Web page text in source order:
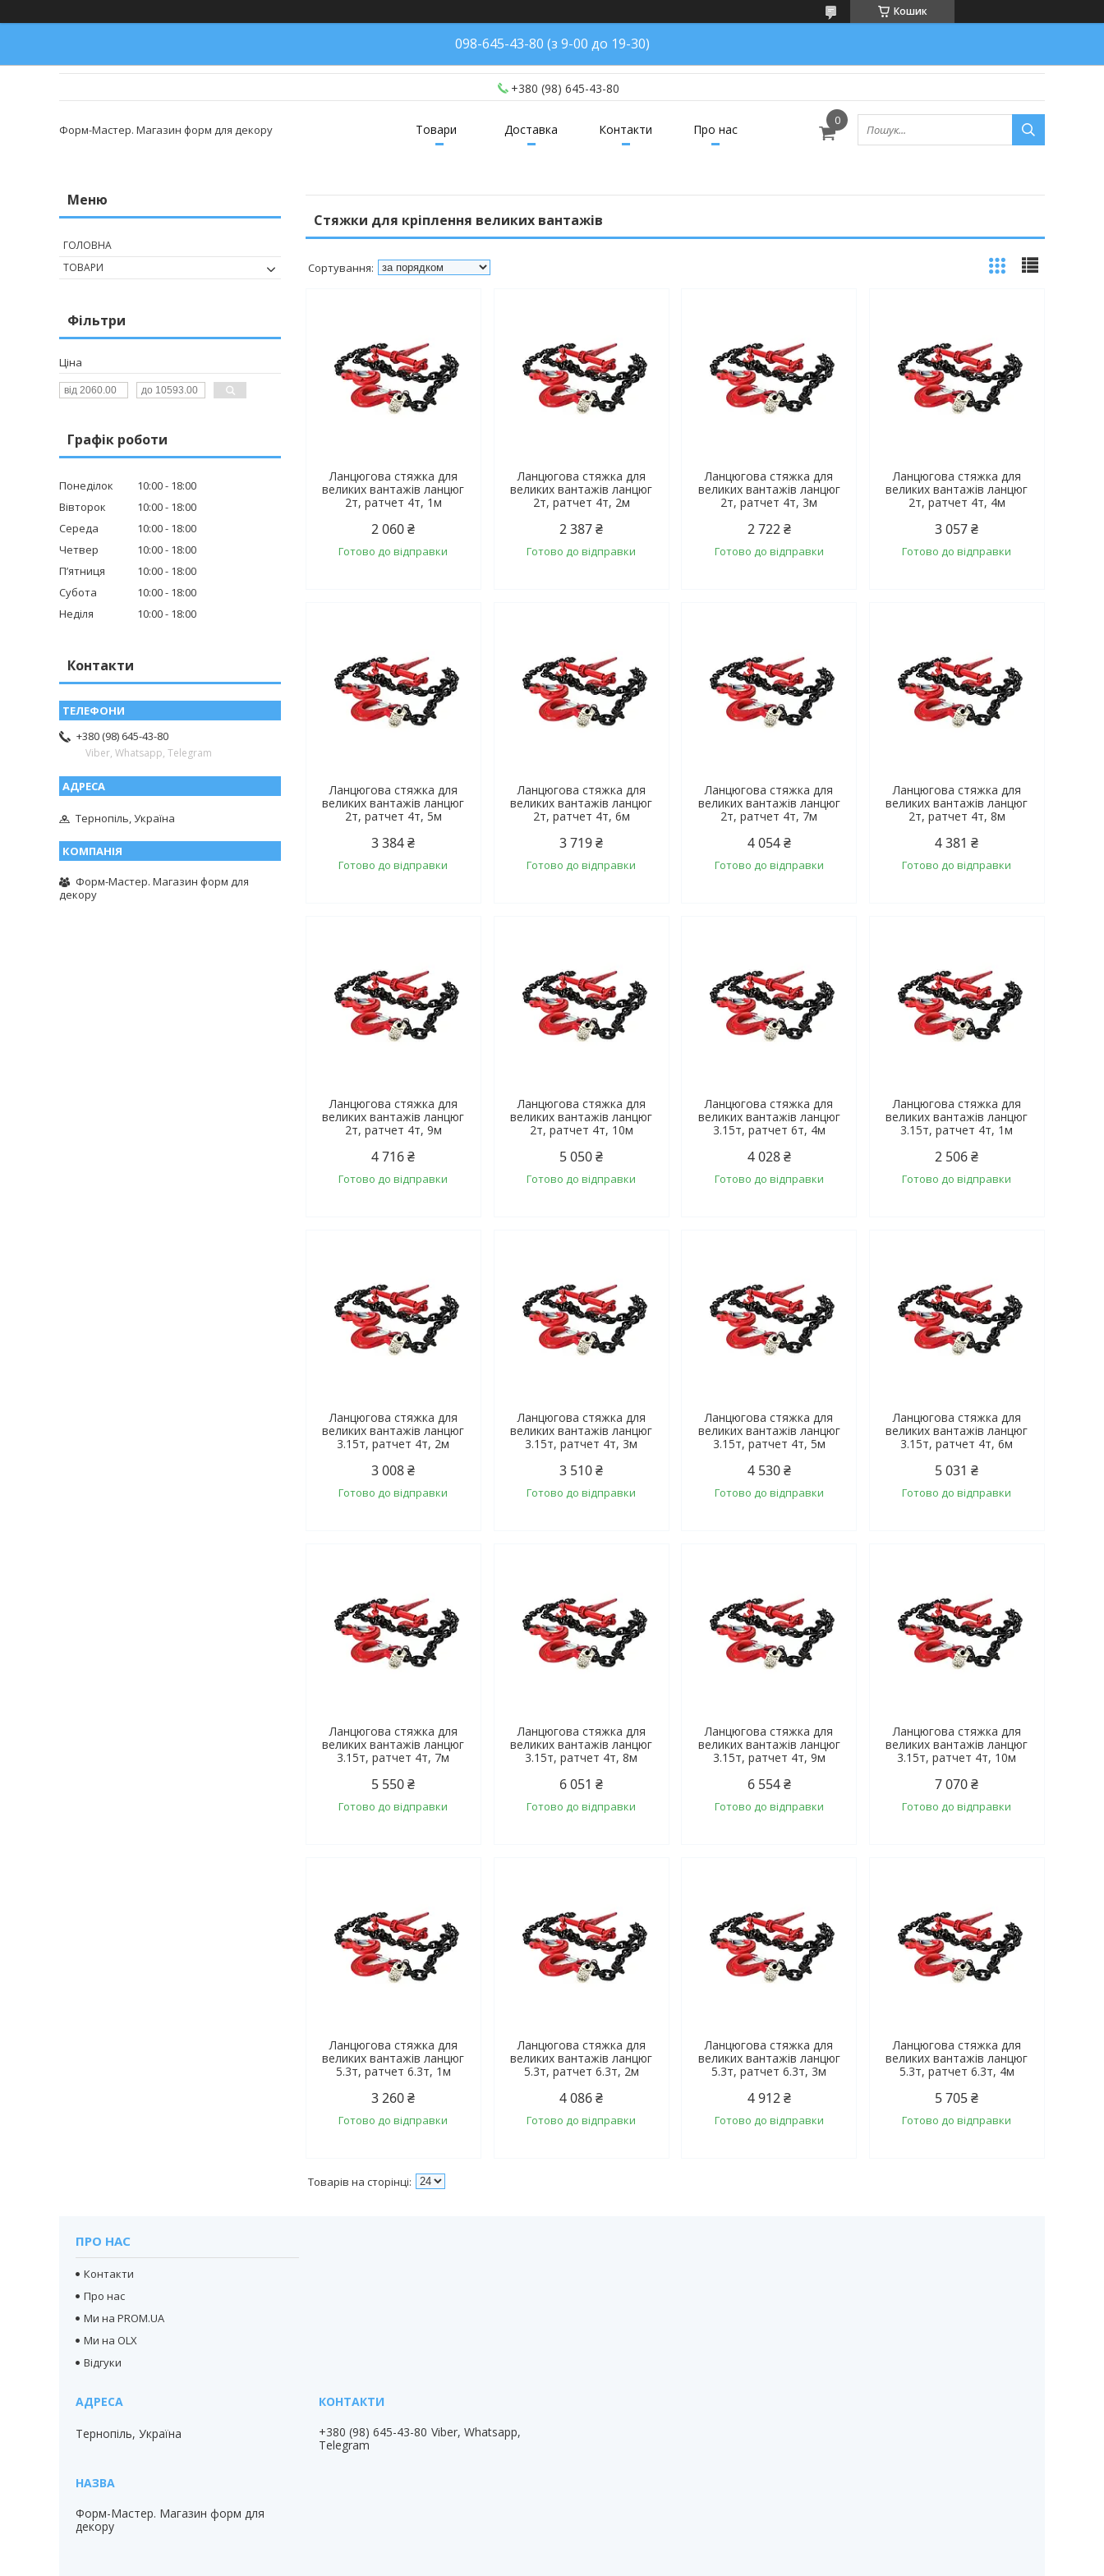
Кошик
098-645-43-80 (з 9-00 до 19-30)
+380 (98) 645-43-80
Форм-Мастер. Магазин форм для декору Товари Доставка Контакти Про нас
Стяжки для кріплення великих вантажів
Ланцюгова стяжка для
великих вантажів ланцюг
2т, ратчет 4т, 1м
2 060 ₴
Готово до відправки
Ланцюгова стяжка для
великих вантажів ланцюг
2т, ратчет 4т, 2м
2 387 ₴
Готово до відправки
Ланцюгова стяжка для
великих вантажів ланцюг
2т, ратчет 4т, 3м
2 722 ₴
Готово до відправки
Ланцюгова стяжка для
великих вантажів ланцюг
2т, ратчет 4т, 4м
3 057 ₴
Готово до відправки
Ланцюгова стяжка для
великих вантажів ланцюг
2т, ратчет 4т, 5м
3 384 ₴
Готово до відправки
Ланцюгова стяжка для
великих вантажів ланцюг
2т, ратчет 4т, 6м
3 719 ₴
Готово до відправки
Ланцюгова стяжка для
великих вантажів ланцюг
2т, ратчет 4т, 7м
4 054 ₴
Готово до відправки
Ланцюгова стяжка для
великих вантажів ланцюг
2т, ратчет 4т, 8м
4 381 ₴
Готово до відправки
Ланцюгова стяжка для
великих вантажів ланцюг
2т, ратчет 4т, 9м
4 716 ₴
Готово до відправки
Ланцюгова стяжка для
великих вантажів ланцюг
2т, ратчет 4т, 10м
5 050 ₴
Готово до відправки
Ланцюгова стяжка для
великих вантажів ланцюг
3.15т, ратчет 6т, 4м
4 028 ₴
Готово до відправки
Ланцюгова стяжка для
великих вантажів ланцюг
3.15т, ратчет 4т, 1м
2 506 ₴
Готово до відправки
Ланцюгова стяжка для
великих вантажів ланцюг
3.15т, ратчет 4т, 2м
3 008 ₴
Готово до відправки
Ланцюгова стяжка для
великих вантажів ланцюг
3.15т, ратчет 4т, 3м
3 510 ₴
Готово до відправки
Ланцюгова стяжка для
великих вантажів ланцюг
3.15т, ратчет 4т, 5м
4 530 ₴
Готово до відправки
Ланцюгова стяжка для
великих вантажів ланцюг
3.15т, ратчет 4т, 6м
5 031 ₴
Готово до відправки
Ланцюгова стяжка для
великих вантажів ланцюг
3.15т, ратчет 4т, 7м
5 550 ₴
Готово до відправки
Ланцюгова стяжка для
великих вантажів ланцюг
3.15т, ратчет 4т, 8м
6 051 ₴
Готово до відправки
Ланцюгова стяжка для
великих вантажів ланцюг
3.15т, ратчет 4т, 9м
6 554 ₴
Готово до відправки
Ланцюгова стяжка для
великих вантажів ланцюг
3.15т, ратчет 4т, 10м
7 070 ₴
Готово до відправки
Ланцюгова стяжка для
великих вантажів ланцюг
5.3т, ратчет 6.3т, 1м
3 260 ₴
Готово до відправки
Ланцюгова стяжка для
великих вантажів ланцюг
5.3т, ратчет 6.3т, 2м
4 086 ₴
Готово до відправки
Ланцюгова стяжка для
великих вантажів ланцюг
5.3т, ратчет 6.3т, 3м
4 912 ₴
Готово до відправки
Ланцюгова стяжка для
великих вантажів ланцюг
5.3т, ратчет 6.3т, 4м
5 705 ₴
Готово до відправки
ГОЛОВНА
ТОВАРИ
Фільтри
Ціна
Графік роботи
Понеділок 10:00
18:00
Вівторок
10:00
18:00
Середа
10:00
18:00
Четвер
10:00
18:00
Пʼятниця
10:00
18:00
Субота
10:00
18:00
Неділя
10:00 18:00
Контакти
+380 (98) 645-43-80
Viber, Whatsapp, Telegram
Тернопіль, Україна
Форм-Мастер. Магазин форм для
декору
ПРО НАС
Контакти
Про нас
Ми на PROM.UA
Ми на OLX
Відгуки
Тернопіль, Україна
Форм-Мастер. Магазин форм для
декору
+380 (98) 645-43-80 Viber, Whatsapp,
Telegram